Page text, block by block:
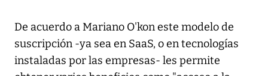
De acuerdo a Mariano O'kon este modelo de
suscripción -ya sea en SaaS, o en tecnologías
instaladas por las empresas- les permite